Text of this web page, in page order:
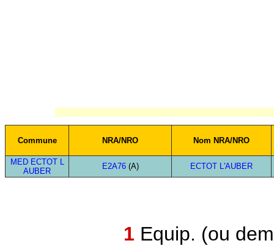
Commune NRA/NRO Nom NRA/NRO
MED ECTOT L
AUBER
E2A76(A) ECTOT L'AUBER
1 Equip. (ou